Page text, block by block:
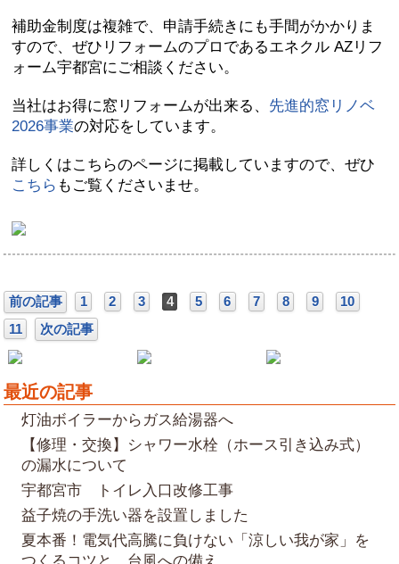
補助金制度は複雑で、申請手続きにも手間がかかりま
すので、ぜひリフォームのプロであるエネクル AZリフ
ォーム宇都宮にご相談ください。
当社はお得に窓リフォームが出来る、 先進的窓リノベ
2026事業の対応をしています。
詳しくはこちらのページに掲載していますので、ぜひ
こちら もご覧くださいませ。
前の記事 1 2 3 4 5 6 7 8 9
10
11
次の記事
最近の記事
灯油ボイラーからガス給湯器へ
【修理・交換】シャワー水栓（ホース引き込み式）
の漏水について
宇都宮市 トイレ入口改修工事
益子焼の手洗い器を設置しました
夏本番！電気代高騰に負けない「涼しい我が家」を